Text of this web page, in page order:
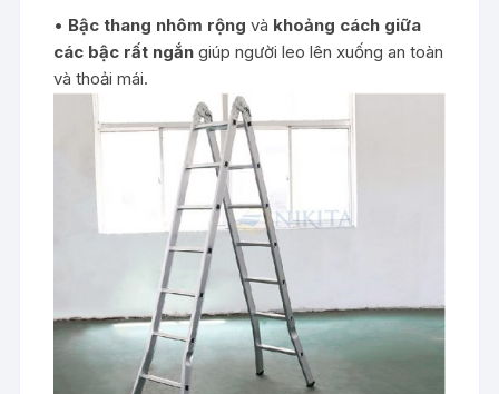
• Bậc thang nhôm rộng và khoảng cách giữa
các bậc rất ngắn giúp người leo lên xuống an toàn
và thoải mái.